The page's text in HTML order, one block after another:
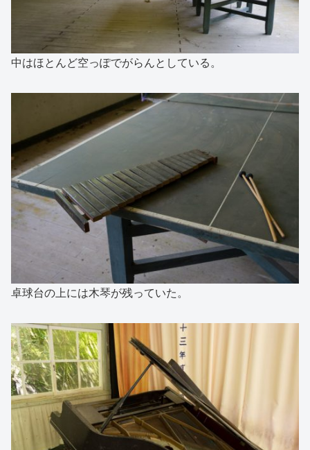
中はほとんど空っぽでがらんとしている。
卓球台の上には木琴が残っていた。